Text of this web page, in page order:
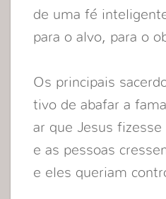
de uma fé
para o alvo, para o
Os principais
tivo de abafar a
ar que Jesus
e as pessoas
e eles queriam